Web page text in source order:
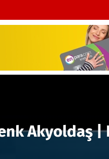
Akyoldaş |